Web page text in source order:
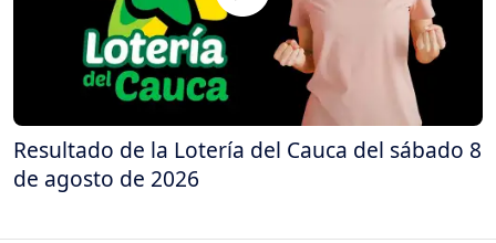
Resultado de la Lotería del Cauca del sábado 8
de agosto de 2026